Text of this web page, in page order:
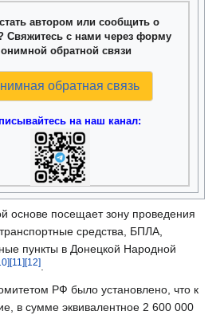
автором или сообщить о
Свяжитесь с нами через форму
обратной связи
обратная связь
на наш канал:
основе посещает зону проведения
средства, БПЛА,
пункты в Донецкой Народной
[11][12].
РФ было установлено, что к
в сумме эквивалентное 2 600 000